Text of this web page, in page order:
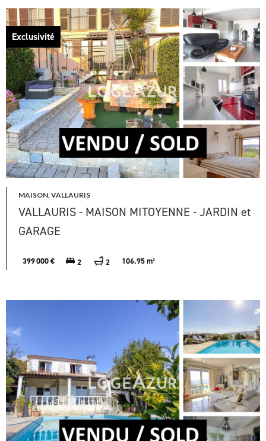
MAISON, VALLAURIS
VALLAURIS - MAISON MITOYENNE - JARDIN et
GARAGE
399 000 € 2 2 106.95 m²
Exclusivité